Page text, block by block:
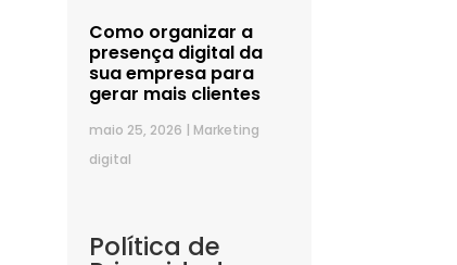
Como organizar a
presença digital da
sua empresa para
gerar mais clientes
maio 25, 2026 | Marketing
digital
Política de